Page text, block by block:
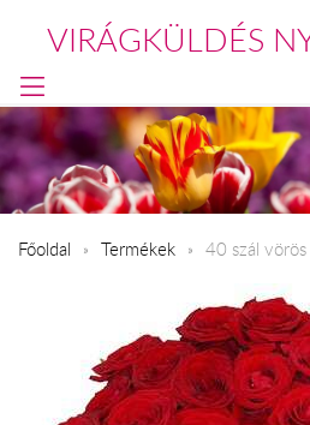
VIRÁGKÜLDÉS
Főoldal Termékek 40 szál vörös